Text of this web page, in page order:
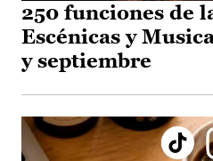
250 funciones de
Escénicas y
y septiembre